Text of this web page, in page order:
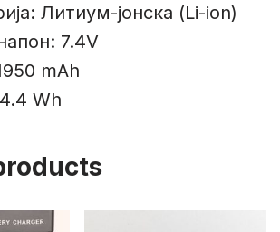
Литиум-јонска (Li-ion)
7.4V
mAh
Wh